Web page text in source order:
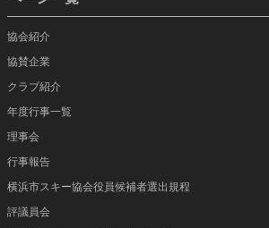
協会紹介
協賛企業
クラブ紹介
年度行事一覧
理事会
行事報告
横浜市スキー協会役員候補者選出規程
評議員会